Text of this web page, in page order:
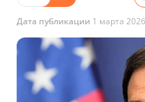
Дата публикации 1 марта